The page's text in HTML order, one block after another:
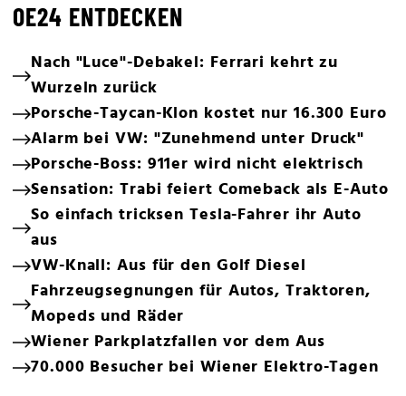
OE24 ENTDECKEN
Nach "Luce"-Debakel: Ferrari kehrt zu
Wurzeln zurück
Porsche-Taycan-Klon kostet nur 16.300 Euro
Alarm bei VW: "Zunehmend unter Druck"
Porsche-Boss: 911er wird nicht elektrisch
Sensation: Trabi feiert Comeback als E-Auto
So einfach tricksen Tesla-Fahrer ihr Auto
aus
VW-Knall: Aus für den Golf Diesel
Fahrzeugsegnungen für Autos, Traktoren,
Mopeds und Räder
Wiener Parkplatzfallen vor dem Aus
70.000 Besucher bei Wiener Elektro-Tagen